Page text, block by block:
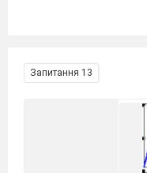
Запитання 13